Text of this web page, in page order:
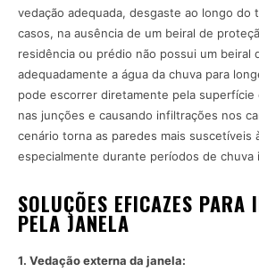
vedação adequada, desgaste ao longo do
casos, na ausência de um beiral de
residência ou prédio não possui um beiral
adequadamente a água da chuva para
pode escorrer diretamente pela
nas junções e causando infiltrações nos
cenário torna as paredes mais suscetíveis
especialmente durante períodos de chuva
SOLUÇÕES EFICAZES PARA
PELA JANELA
1. Vedação externa da janela: